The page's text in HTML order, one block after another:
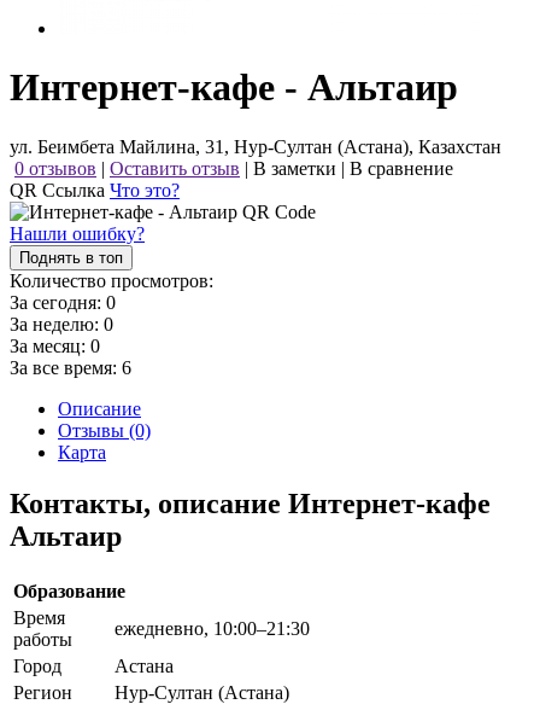
Интернет-кафе - Альтаир
ул. Беимбета Майлина, 31, Нур-Султан (Астана), Казахстан
0 отзывов | Оставить отзыв | В заметки | В сравнение
QR Ссылка Что это?
Нашли ошибку?
Поднять в топ
Количество просмотров:
За сегодня: 0
За неделю: 0
За месяц: 0
За все время: 6
Описание
Отзывы (0)
Карта
Контакты, описание Интернет-кафе
Альтаир
Образование
Время
работы
ежедневно, 10:00–21:30
Город
Астана
Регион
Нур-Султан (Астана)